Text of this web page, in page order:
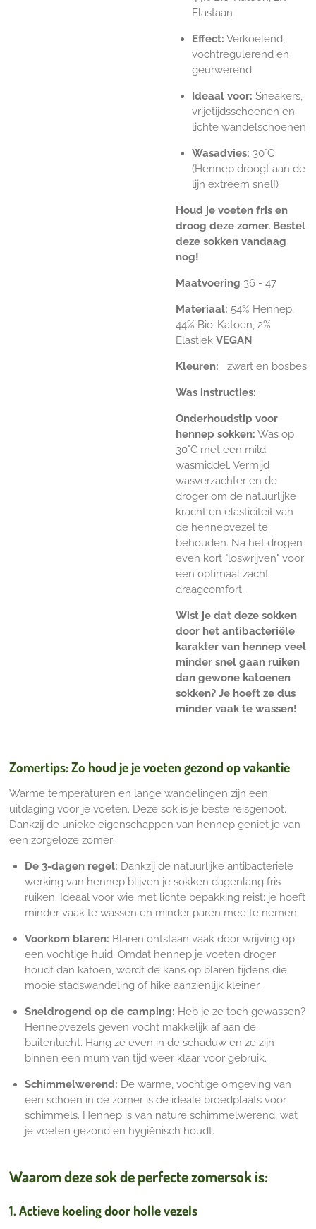
Elastaan
Effect: Verkoelend,
vochtregulerend en
geurwerend
Ideaal voor: Sneakers,
vrijetijdsschoenen en
lichte wandelschoenen
Wasadvies: 30°C
(Hennep droogt aan de
lijn extreem snel!)
Houd je voeten fris en
droog deze zomer. Bestel
deze sokken vandaag
nog!
Maatvoering 36 - 47
Materiaal: 54% Hennep,
44% Bio-Katoen, 2%
Elastiek VEGAN
Kleuren: zwart en bosbes
Was instructies:
Onderhoudstip voor
hennep sokken: Was op
30°C met een mild
wasmiddel. Vermijd
wasverzachter en de
droger om de natuurlijke
kracht en elasticiteit van
de hennepvezel te
behouden. Na het drogen
even kort "loswrijven" voor
een optimaal zacht
draagcomfort.
Wist je dat deze sokken
door het antibacteriële
karakter van hennep veel
minder snel gaan ruiken
dan gewone katoenen
sokken? Je hoeft ze dus
minder vaak te wassen!
Zomertips: Zo houd je je voeten gezond op vakantie
Warme temperaturen en lange wandelingen zijn een
uitdaging voor je voeten. Deze sok is je beste reisgenoot.
Dankzij de unieke eigenschappen van hennep geniet je van
een zorgeloze zomer:
De 3-dagen regel: Dankzij de natuurlijke antibacteriële
werking van hennep blijven je sokken dagenlang fris
ruiken. Ideaal voor wie met lichte bepakking reist; je hoeft
minder vaak te wassen en minder paren mee te nemen.
Voorkom blaren: Blaren ontstaan vaak door wrijving op
een vochtige huid. Omdat hennep je voeten droger
houdt dan katoen, wordt de kans op blaren tijdens die
mooie stadswandeling of hike aanzienlijk kleiner.
Sneldrogend op de camping: Heb je ze toch gewassen?
Hennepvezels geven vocht makkelijk af aan de
buitenlucht. Hang ze even in de schaduw en ze zijn
binnen een mum van tijd weer klaar voor gebruik.
Schimmelwerend: De warme, vochtige omgeving van
een schoen in de zomer is de ideale broedplaats voor
schimmels. Hennep is van nature schimmelwerend, wat
je voeten gezond en hygiënisch houdt.
Waarom deze sok de perfecte zomersok is:
1. Actieve koeling door holle vezels